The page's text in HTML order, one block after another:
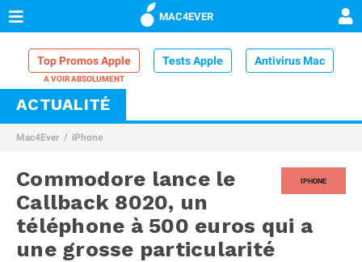
MAC4EVER
Top Promos Apple Tests Apple Antivirus Mac
VPN Mac
Comparatif iPhone
ACTUALITÉ
Mac4Ever iPhone
IPHONE
Commodore lance le
Callback 8020, un
téléphone à 500 euros qui a
une grosse particularité